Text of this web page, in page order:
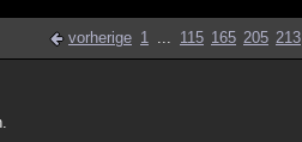
vorherige 1 ... 115 165 205 213